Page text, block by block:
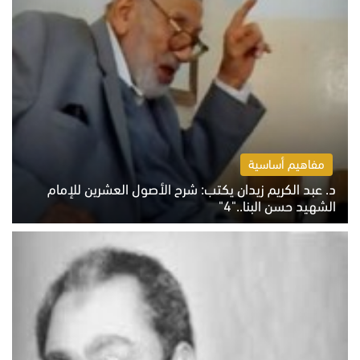
مفاهيم أساسية
د. عبد الكريم زيدان يكتب: شرح الأصول العشرين للإمام
الشهيد حسن البنا.."4"
الخميس 6 أغسطس 2026 10:27 ص